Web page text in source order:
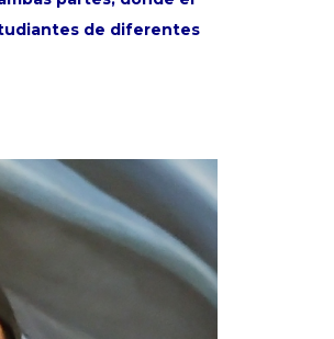
de diferentes